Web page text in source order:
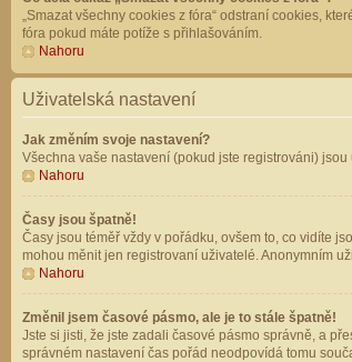
„Smazat všechny cookies z fóra“ odstraní cookies,
fóra pokud máte potíže s přihlašováním.
Nahoru
Uživatelská nastavení
Jak změním svoje nastavení?
Všechna vaše nastavení (pokud jste registrováni)
Nahoru
Časy jsou špatně!
Časy jsou téměř vždy v pořádku, ovšem to, co vidíte
mohou měnit jen registrovaní uživatelé. Anonymním
Nahoru
Změnil jsem časové pásmo, ale je to stále špatně!
Jste si jisti, že jste zadali časové pásmo správně, a
správném nastavení čas pořád neodpovídá tomu